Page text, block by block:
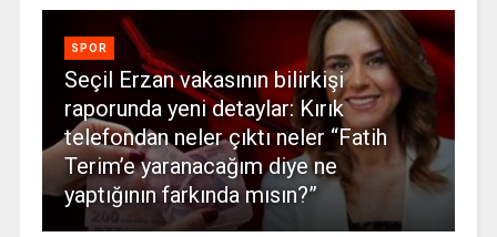
SPOR
Seçil Erzan vakasının bilirkişi
raporunda yeni detaylar: Kırık
telefondan neler çıktı neler “Fatih
Terim’e yaranacağım diye ne
yaptığının farkında mısın?”